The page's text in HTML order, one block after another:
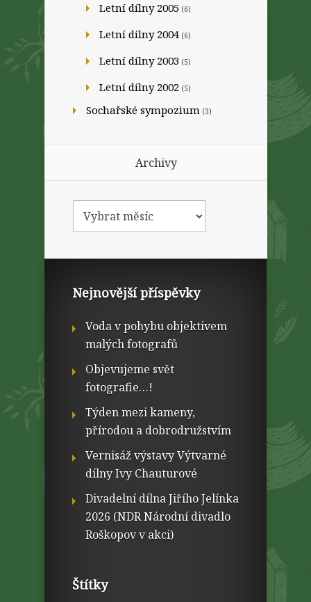
Letní dílny 2005 (6)
Letní dílny 2004 (6)
Letní dílny 2003 (5)
Letní dílny 2002 (5)
Sochařské sympozium (3)
Archivy
Nejnovější příspěvky
Voda v pohybu objektivem
malých fotografů
Objevujeme svět
fotografie…!
Týden mezi kameny,
přírodou a dobrodružstvím
Vernisáž výstavy Výtvarné
dílny Ivy Chauturové
Divadelní dílna Jiřího Jelínka
2026 (NDR Národní divadlo
Roškopov v akci)
Štítky